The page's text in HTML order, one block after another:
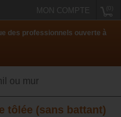
MON COMPTE
des professionnels ouverte à
ou mur
tôlée (sans battant)